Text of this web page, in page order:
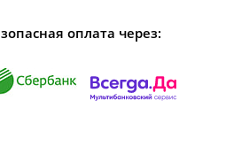
оплата через: